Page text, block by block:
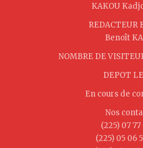
KAKOU
REDACTEUR
Benoît
NOMBRE DE
DEPOT
En cours de
Nos
(225) 07 77
(225) 05 06